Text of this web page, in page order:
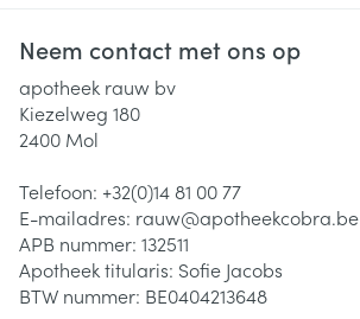
Neem contact met ons op
apotheek rauw bv
Kiezelweg 180
2400 Mol
Telefoon: +32(0)14 81 00 77
E-mailadres: rauw@apotheekcobra.be
APB nummer: 132511
Apotheek titularis: Sofie Jacobs
BTW nummer: BE0404213648